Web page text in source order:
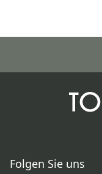
Folgen Sie uns